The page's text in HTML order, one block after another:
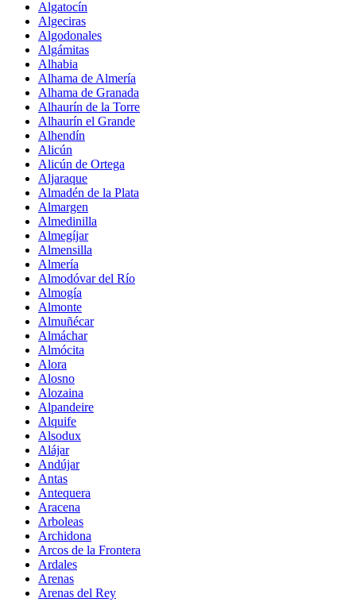
Algatocín
Algeciras
Algodonales
Algámitas
Alhabia
Alhama de Almería
Alhama de Granada
Alhaurín de la Torre
Alhaurín el Grande
Alhendín
Alicún
Alicún de Ortega
Aljaraque
Almadén de la Plata
Almargen
Almedinilla
Almegíjar
Almensilla
Almería
Almodóvar del Río
Almogía
Almonte
Almuñécar
Almáchar
Almócita
Alora
Alosno
Alozaina
Alpandeire
Alquife
Alsodux
Alájar
Andújar
Antas
Antequera
Aracena
Arboleas
Archidona
Arcos de la Frontera
Ardales
Arenas
Arenas del Rey